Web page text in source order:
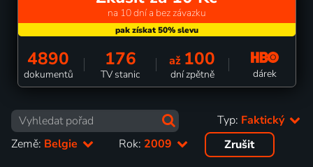
na 10 dní a bez závazku
4890
dokumentů
176
TV stanic
až 100
dní zpětně dárek
Typ: Faktický
Země: Belgie Rok: 2009 Zrušit